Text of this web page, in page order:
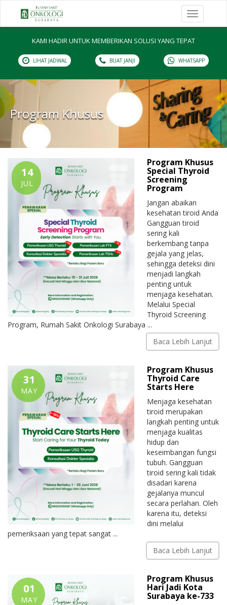
Toggle
navigation
KAMI HADIR UNTUK MEMBERIKAN SOLUSI YANG TEPAT
LIHAT JADWAL BUAT JANJI WHATSAPP
Program Khusus
14
JUL
Program Khusus
Special Thyroid
Screening
Program
Jangan abaikan
kesehatan tiroid Anda
Gangguan tiroid
sering kali
berkembang tanpa
gejala yang jelas,
sehingga deteksi dini
menjadi langkah
penting untuk
menjaga kesehatan.
Melalui Special
Thyroid Screening
Program, Rumah Sakit Onkologi Surabaya ...
Baca Lebih Lanjut
31
MAY
Program Khusus
Thyroid Care
Starts Here
Menjaga kesehatan
tiroid merupakan
langkah penting untuk
menjaga kualitas
hidup dan
keseimbangan fungsi
tubuh. Gangguan
tiroid sering kali tidak
disadari karena
gejalanya muncul
secara perlahan. Oleh
karena itu, deteksi
dini melalui
pemeriksaan yang tepat sangat ...
Baca Lebih Lanjut
01
MAY
Program Khusus
Hari Jadi Kota
Surabaya ke-733